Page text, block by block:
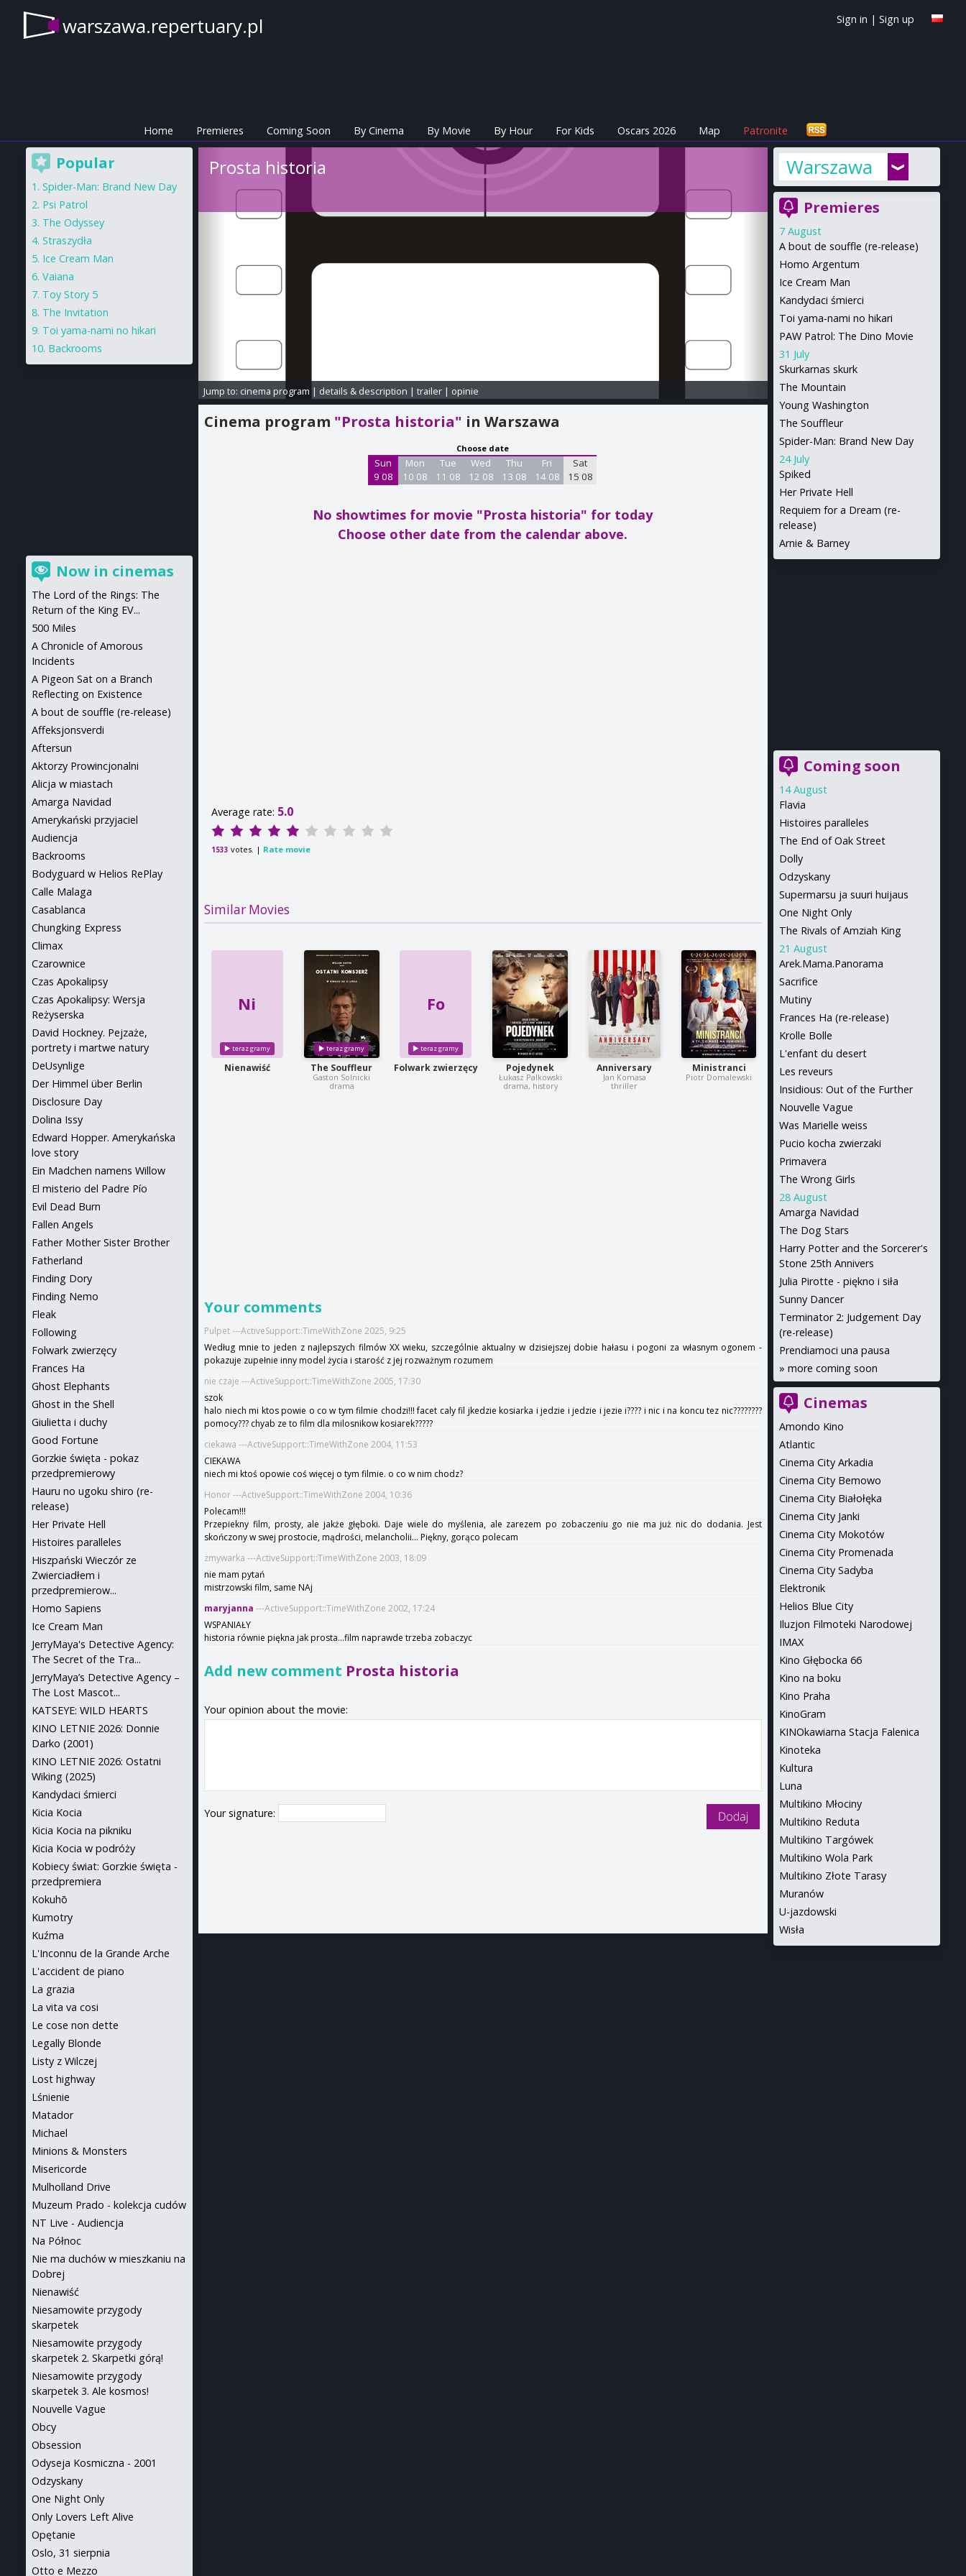
warszawa.repertuary.pl Sign in | Sign up
Home Premieres Coming Soon By Cinema By Movie By Hour For Kids Oscars 2026 Map Patronite
Prosta historia
Jump to: cinema program | details & description | trailer| opinie
Cinema program "Prosta historia" in Warszawa
Choose date
Sun
9 08
Mon
10 08
Tue
11 08
Wed
12 08
Thu
13 08
Fri
14 08
Sat
15 08
No showtimes for movie "Prosta historia" for today
Choose other date from the calendar above.
Average rate: 5.0
1533votes. | Rate movie
Similar Movies
Ni
Nienawiść The Souffleur
Gaston Solnicki
drama
Fo
Folwark zwierzęcy Pojedynek
Łukasz Palkowski
drama, history
Anniversary
Jan Komasa
thriller
Ministranci
Piotr Domalewski
Your comments
Pulpet ---ActiveSupport::TimeWithZone 2025, 9:25
Według mnie to jeden z najlepszych filmów XX wieku, szczególnie aktualny w dzisiejszej dobie hałasu i pogoni za własnym ogonem -
pokazuje zupełnie inny model życia i starość z jej rozważnym rozumem
nie czaje ---ActiveSupport::TimeWithZone 2005, 17:30
szok
halo niech mi ktos powie o co w tym filmie chodzi!!! facet caly fil jkedzie kosiarka i jedzie i jedzie i jezie i???? i nic i na koncu tez nic????????
pomocy??? chyab ze to film dla milosnikow kosiarek?????
ciekawa ---ActiveSupport::TimeWithZone 2004, 11:53
CIEKAWA
niech mi ktoś opowie coś więcej o tym filmie. o co w nim chodz?
Honor ---ActiveSupport::TimeWithZone 2004, 10:36
Polecam!!!
Przepiekny film, prosty, ale jakże głęboki. Daje wiele do myślenia, ale zarezem po zobaczeniu go nie ma już nic do dodania. Jest
skończony w swej prostocie, mądrości, melancholii... Piękny, gorąco polecam
zmywarka ---ActiveSupport::TimeWithZone 2003, 18:09
nie mam pytań
mistrzowski film, same NAj
maryjanna ---ActiveSupport::TimeWithZone 2002, 17:24
WSPANIAŁY
historia równie piękna jak prosta...film naprawde trzeba zobaczyc
Add new comment Prosta historia
Your opinion about the movie:
Your signature:
Warszawa
Premieres
7 August
A bout de souffle (re-release)
Homo Argentum
Ice Cream Man
Kandydaci śmierci
Toi yama-nami no hikari
PAW Patrol: The Dino Movie
31 July
Skurkarnas skurk
The Mountain
Young Washington
The Souffleur
Spider-Man: Brand New Day
24 July
Spiked
Her Private Hell
Requiem for a Dream (re-
release)
Arnie & Barney
Coming soon
14 August
Flavia
Histoires paralleles
The End of Oak Street
Dolly
Odzyskany
Supermarsu ja suuri huijaus
One Night Only
The Rivals of Amziah King
21 August
Arek.Mama.Panorama
Sacrifice
Mutiny
Frances Ha (re-release)
Krolle Bolle
L'enfant du desert
Les reveurs
Insidious: Out of the Further
Nouvelle Vague
Was Marielle weiss
Pucio kocha zwierzaki
Primavera
The Wrong Girls
28 August
Amarga Navidad
The Dog Stars
Harry Potter and the Sorcerer's
Stone 25th Annivers
Julia Pirotte - piękno i siła
Sunny Dancer
Terminator 2: Judgement Day
(re-release)
Prendiamoci una pausa
» more coming soon
Cinemas
Amondo Kino
Atlantic
Cinema City Arkadia
Cinema City Bemowo
Cinema City Białołęka
Cinema City Janki
Cinema City Mokotów
Cinema City Promenada
Cinema City Sadyba
Elektronik
Helios Blue City
Iluzjon Filmoteki Narodowej
IMAX
Kino Głębocka 66
Kino na boku
Kino Praha
KinoGram
KINOkawiarna Stacja Falenica
Kinoteka
Kultura
Luna
Multikino Młociny
Multikino Reduta
Multikino Targówek
Multikino Wola Park
Multikino Złote Tarasy
Muranów
U-jazdowski
Wisła
Popular
Spider-Man: Brand New Day
Psi Patrol
The Odyssey
Straszydła
Ice Cream Man
Vaiana
Toy Story 5
The Invitation
Toi yama-nami no hikari
Backrooms
Now in cinemas
The Lord of the Rings: The
Return of the King EV...
500 Miles
A Chronicle of Amorous
Incidents
A Pigeon Sat on a Branch
Reflecting on Existence
A bout de souffle (re-release)
Affeksjonsverdi
Aftersun
Aktorzy Prowincjonalni
Alicja w miastach
Amarga Navidad
Amerykański przyjaciel
Audiencja
Backrooms
Bodyguard w Helios RePlay
Calle Malaga
Casablanca
Chungking Express
Climax
Czarownice
Czas Apokalipsy
Czas Apokalipsy: Wersja
Reżyserska
David Hockney. Pejzaże,
portrety i martwe natury
DeUsynlige
Der Himmel über Berlin
Disclosure Day
Dolina Issy
Edward Hopper. Amerykańska
love story
Ein Madchen namens Willow
El misterio del Padre Pío
Evil Dead Burn
Fallen Angels
Father Mother Sister Brother
Fatherland
Finding Dory
Finding Nemo
Fleak
Following
Folwark zwierzęcy
Frances Ha
Ghost Elephants
Ghost in the Shell
Giulietta i duchy
Good Fortune
Gorzkie święta - pokaz
przedpremierowy
Hauru no ugoku shiro (re-
release)
Her Private Hell
Histoires paralleles
Hiszpański Wieczór ze
Zwierciadłem i
przedpremierow...
Homo Sapiens
Ice Cream Man
JerryMaya's Detective Agency:
The Secret of the Tra...
JerryMaya’s Detective Agency –
The Lost Mascot...
KATSEYE: WILD HEARTS
KINO LETNIE 2026: Donnie
Darko (2001)
KINO LETNIE 2026: Ostatni
Wiking (2025)
Kandydaci śmierci
Kicia Kocia
Kicia Kocia na pikniku
Kicia Kocia w podróży
Kobiecy świat: Gorzkie święta -
przedpremiera
Kokuhō
Kumotry
Kuźma
L'Inconnu de la Grande Arche
L'accident de piano
La grazia
La vita va cosi
Le cose non dette
Legally Blonde
Listy z Wilczej
Lost highway
Lśnienie
Matador
Michael
Minions & Monsters
Misericorde
Mulholland Drive
Muzeum Prado - kolekcja cudów
NT Live - Audiencja
Na Północ
Nie ma duchów w mieszkaniu na
Dobrej
Nienawiść
Niesamowite przygody
skarpetek
Niesamowite przygody
skarpetek 2. Skarpetki górą!
Niesamowite przygody
skarpetek 3. Ale kosmos!
Nouvelle Vague
Obcy
Obsession
Odyseja Kosmiczna - 2001
Odzyskany
One Night Only
Only Lovers Left Alive
Opętanie
Oslo, 31 sierpnia
Otto e Mezzo